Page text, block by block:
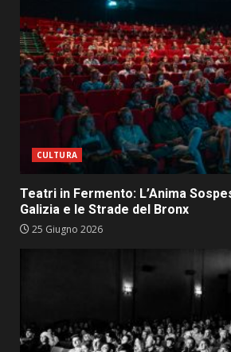
CULTURA
Teatri in Fermento: L’Anima
Galizia e le Strade del Bronx
25 Giugno 2026